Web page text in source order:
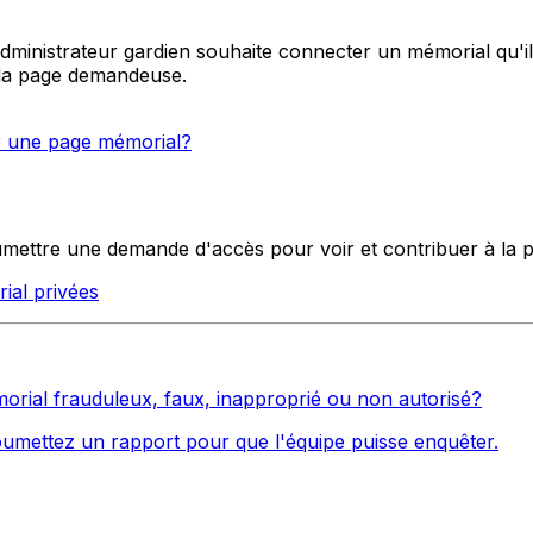
gardien souhaite connecter un mémorial
page demandeuse.
page mémorial?
une demande d'accès pour voir et contribuer à la
privées
frauduleux, faux, inapproprié ou non autorisé?
un rapport pour que l'équipe puisse enquêter.